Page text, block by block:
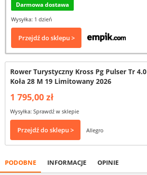
Darmowa dostawa
Wysyłka: 1 dzień
Przejdź do sklepu >
Rower Turystyczny Kross Pg Pulser Tr 4.0
Koła 28 M 19 Limitowany 2026
1 795,00 zł
Wysyłka: Sprawdź w sklepie
Przejdź do sklepu > Allegro
PODOBNE INFORMACJE OPINIE